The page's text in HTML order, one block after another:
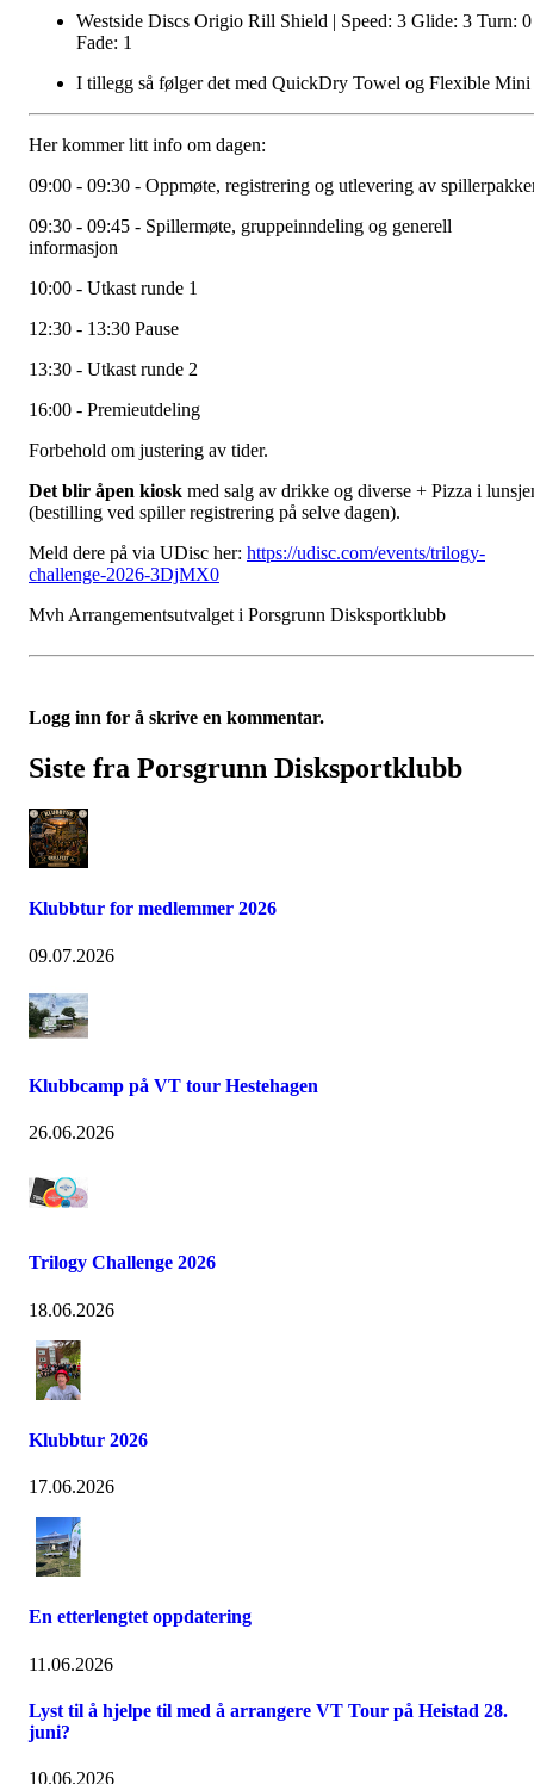
Westside Discs Origio Rill Shield | Speed: 3 Glide: 3 Turn: 0
Fade: 1
I tillegg så følger det med QuickDry Towel og Flexible Mini
Her kommer litt info om dagen:
09:00 - 09:30 - Oppmøte, registrering og utlevering av
09:30 - 09:45 - Spillermøte, gruppeinndeling og generell
informasjon
10:00 - Utkast runde 1
12:30 - 13:30 Pause
13:30 - Utkast runde 2
16:00 - Premieutdeling
Forbehold om justering av tider.
Det blir åpen kiosk med salg av drikke og diverse + Pizza i
(bestilling ved spiller registrering på selve dagen).
Meld dere på via UDisc her: https://udisc.com/events/trilogy-
challenge-2026-3DjMX0
Mvh Arrangementsutvalget i Porsgrunn Disksportklubb
Logg inn for å skrive en kommentar.
Siste fra Porsgrunn Disksportklubb
Klubbtur for medlemmer 2026
09.07.2026
Klubbcamp på VT tour Hestehagen
26.06.2026
Trilogy Challenge 2026
18.06.2026
Klubbtur 2026
17.06.2026
En etterlengtet oppdatering
11.06.2026
Lyst til å hjelpe til med å arrangere VT Tour på Heistad 28.
juni?
10.06.2026